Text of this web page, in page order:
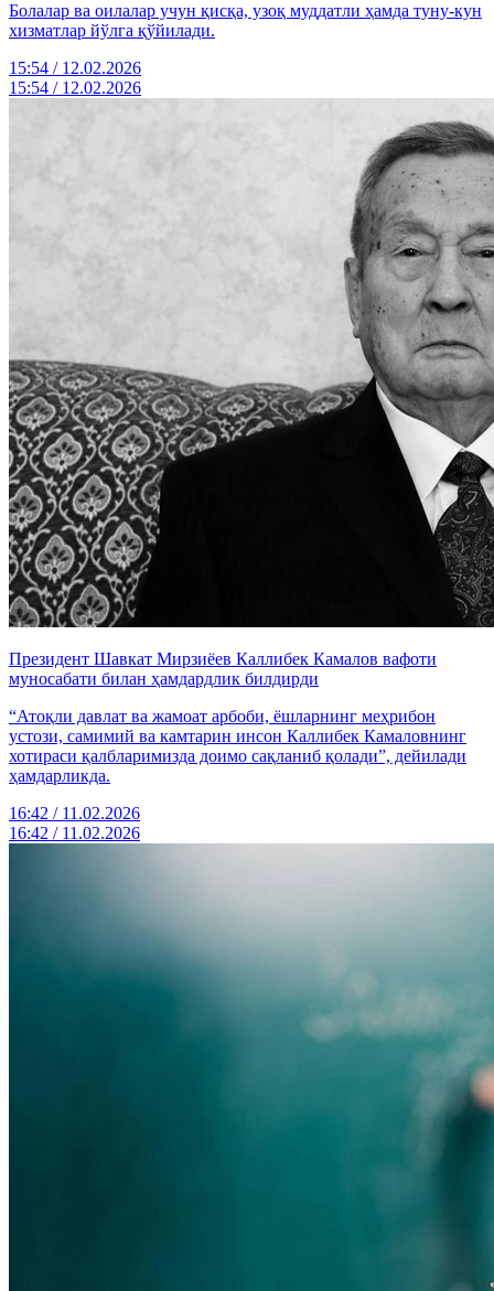
Болалар ва оилалар учун қисқа, узоқ муддатли ҳамда туну-кун
хизматлар йўлга қўйилади.
15:54 / 12.02.2026
15:54 / 12.02.2026
Президент Шавкат Мирзиёев Каллибек Камалов вафоти
муносабати билан ҳамдардлик билдирди
“Атоқли давлат ва жамоат арбоби, ёшларнинг меҳрибон
устози, самимий ва камтарин инсон Каллибек Камаловнинг
хотираси қалбларимизда доимо сақланиб қолади”, дейилади
ҳамдарликда.
16:42 / 11.02.2026
16:42 / 11.02.2026